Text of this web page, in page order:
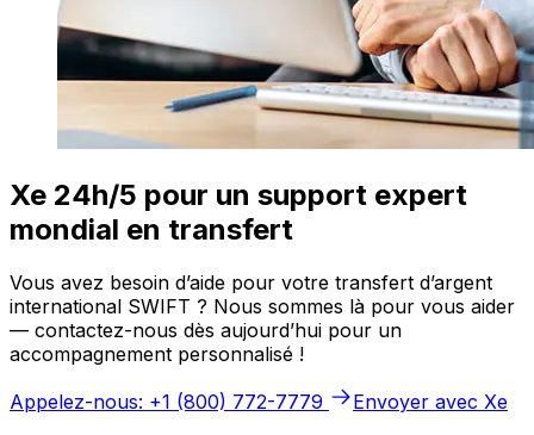
Xe 24h/5 pour un support expert
mondial en transfert
Vous avez besoin d’aide pour votre transfert d’argent
international SWIFT ? Nous sommes là pour vous aider
— contactez-nous dès aujourd’hui pour un
accompagnement personnalisé !
Appelez-nous: +1 (800) 772-7779
Envoyer avec Xe